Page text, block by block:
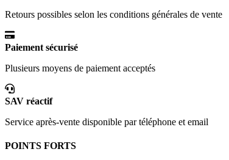
Retours possibles selon les conditions générales de vente
Paiement sécurisé
Plusieurs moyens de paiement acceptés
SAV réactif
Service après-vente disponible par téléphone et email
POINTS FORTS